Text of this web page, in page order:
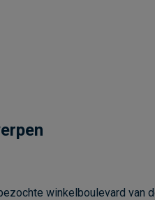
winkelboulevard van